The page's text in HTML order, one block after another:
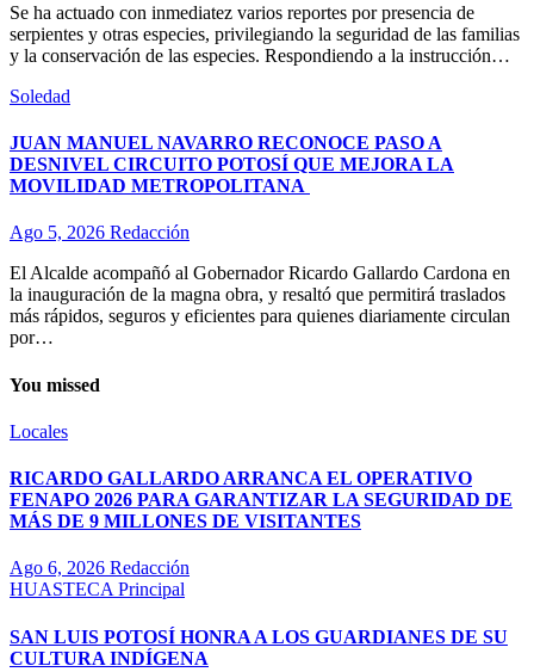
Se ha actuado con inmediatez varios reportes por presencia de
serpientes y otras especies, privilegiando la seguridad de las familias
y la conservación de las especies. Respondiendo a la instrucción…
Soledad
JUAN MANUEL NAVARRO RECONOCE PASO A
DESNIVEL CIRCUITO POTOSÍ QUE MEJORA LA
MOVILIDAD METROPOLITANA
Ago 5, 2026 Redacción
El Alcalde acompañó al Gobernador Ricardo Gallardo Cardona en
la inauguración de la magna obra, y resaltó que permitirá traslados
más rápidos, seguros y eficientes para quienes diariamente circulan
por…
You missed
Locales
RICARDO GALLARDO ARRANCA EL OPERATIVO
FENAPO 2026 PARA GARANTIZAR LA SEGURIDAD DE
MÁS DE 9 MILLONES DE VISITANTES
Ago 6, 2026 Redacción
HUASTECAPrincipal
SAN LUIS POTOSÍ HONRA A LOS GUARDIANES DE SU
CULTURA INDÍGENA